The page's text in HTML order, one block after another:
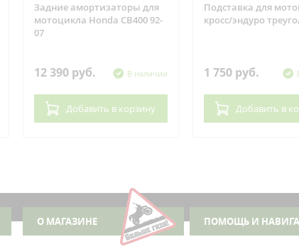
Задние амортизаторы для
мотоцикла Honda CB400 92-
07
12 390 руб. В наличии
Добавить в корзину
Подставка для
кросс/эндуро
1 750 руб.
Добавить в
О МАГАЗИНЕ ПОМОЩЬ И